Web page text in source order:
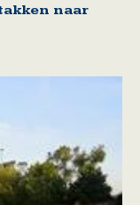
naar